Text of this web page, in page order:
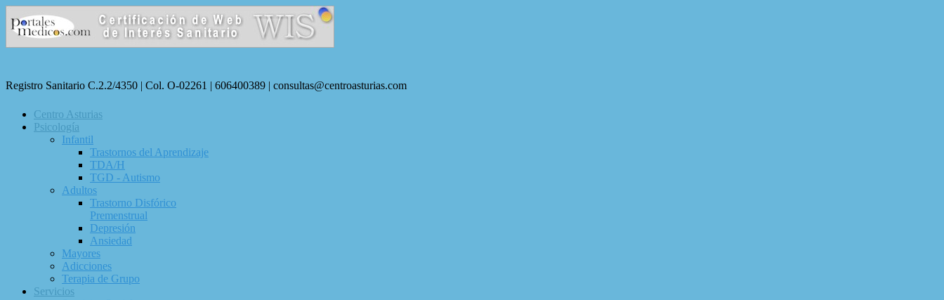
Registro Sanitario C.2.2/4350 | Col. O-02261 | 606400389 | consultas@centroasturias.com
Centro Asturias
Psicología
Infantil
Trastornos del Aprendizaje
TDA/H
TGD - Autismo
Adultos
Trastorno Disfórico
Premenstrual
Depresión
Ansiedad
Mayores
Adicciones
Terapia de Grupo
Servicios